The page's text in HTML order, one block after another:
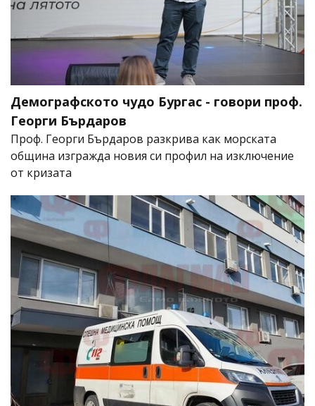
Демографското чудо Бургас - говори проф.
Георги Бърдаров
Проф. Георги Бърдаров разкрива как морската
община изгражда новия си профил на изключение
от кризата